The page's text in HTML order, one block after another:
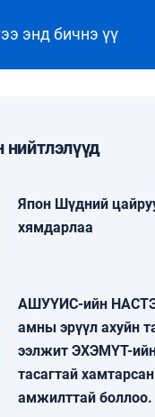
нийтлэлүүд
Япон Шүдний
хямдарлаа
АШУҮИС-ийн
амны эрүүл ахуйн
ээлжит ЭХЭМҮТ-
тасагтай
амжилттай боллоо.